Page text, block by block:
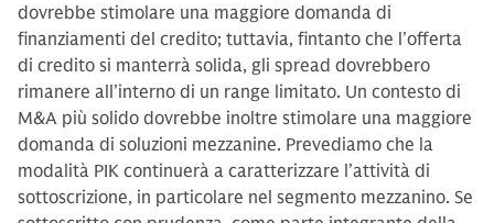
dovrebbe stimolare una maggiore domanda di
finanziamenti del credito; tuttavia, fintanto che l’offerta
di credito si manterrà solida, gli spread dovrebbero
rimanere all’interno di un range limitato. Un contesto di
M&A più solido dovrebbe inoltre stimolare una maggiore
domanda di soluzioni mezzanine. Prevediamo che la
modalità PIK continuerà a caratterizzare l’attività di
sottoscrizione, in particolare nel segmento mezzanino. Se